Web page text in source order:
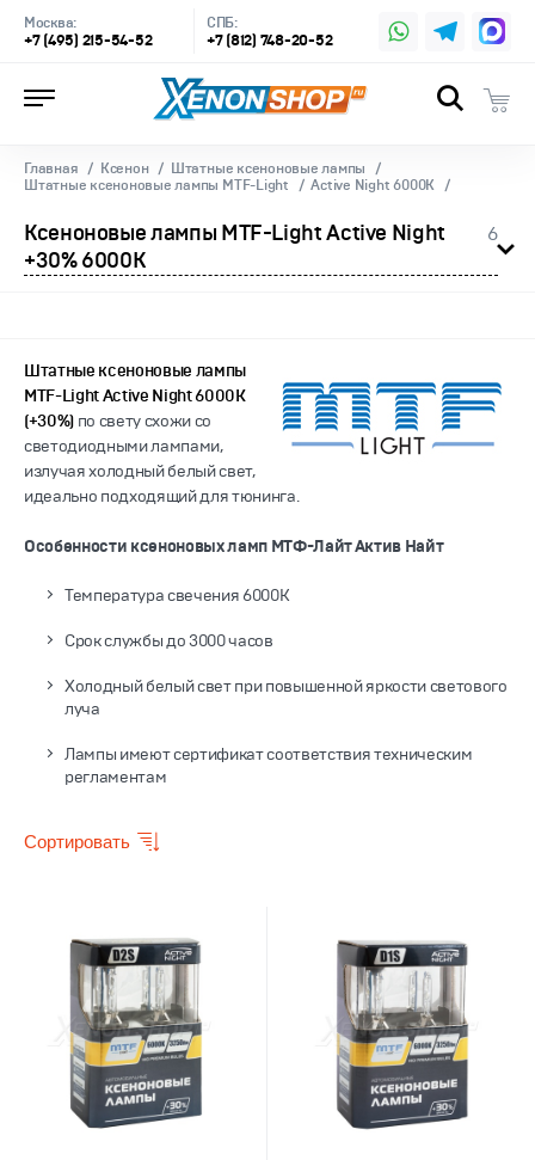
Москва:
+7 (495) 215-54-52
СПБ:
+7 (812) 748-20-52
Главная Ксенон
Штатные ксеноновые лампы
Штатные ксеноновые лампы MTF-Light
Active Night 6000K
Ксеноновые лампы MTF-Light Active Night
+30% 6000K
6
Штатные ксеноновые лампы
MTF-Light Active Night 6000K
(+30%)по свету схожи со
светодиодными лампами,
излучая холодный белый свет,
идеально подходящий для тюнинга.
Особенности ксеноновых ламп МТФ-Лайт Актив Найт
Температура свечения 6000К
Срок службы до 3000 часов
Холодный белый свет при повышенной яркости светового
луча
Лампы имеют сертификат соответствия техническим
регламентам
Сортировать